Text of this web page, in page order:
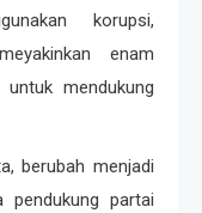
korupsi,
enam
mendukung
berubah menjadi
pendukung partai